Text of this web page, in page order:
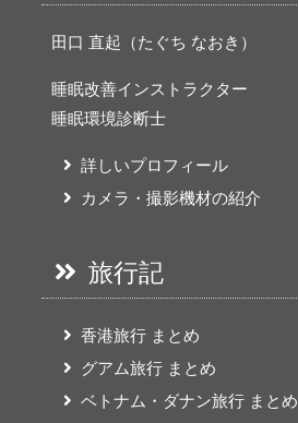
田口 直起（たぐち なおき）
睡眠改善インストラクター
睡眠環境診断士
詳しいプロフィール
カメラ・撮影機材の紹介
旅行記
香港旅行 まとめ
グアム旅行 まとめ
ベトナム・ダナン旅行 まとめ